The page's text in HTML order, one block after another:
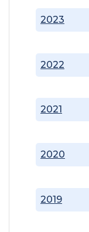
2019
2020
2021
2022
2023